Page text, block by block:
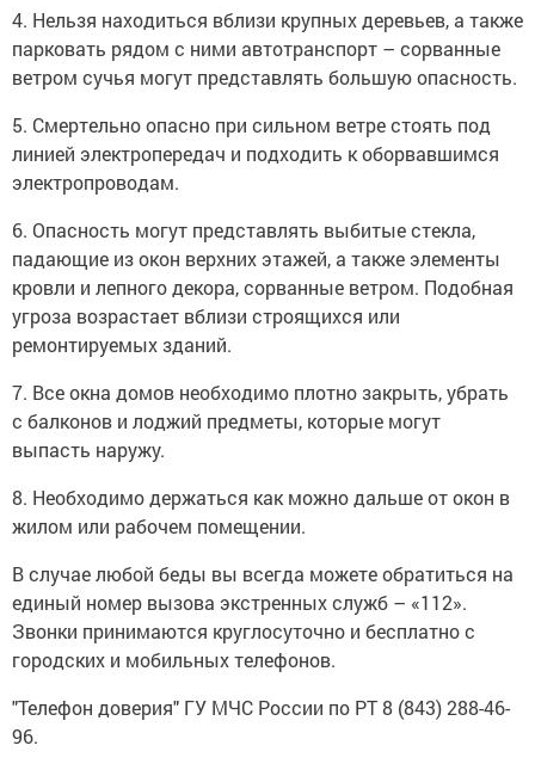
парковать рядом с ними автотранспорт – сорванные
ветром сучья могут представлять большую опасность.
5. Смертельно опасно при сильном ветре стоять под
линией электропередач и подходить к оборвавшимся
электропроводам.
6. Опасность могут представлять выбитые стекла,
падающие из окон верхних этажей, а также элементы
кровли и лепного декора, сорванные ветром. Подобная
угроза возрастает вблизи строящихся или
ремонтируемых зданий.
7. Все окна домов необходимо плотно закрыть, убрать
с балконов и лоджий предметы, которые могут
выпасть наружу.
8. Необходимо держаться как можно дальше от окон в
жилом или рабочем помещении.
В случае любой беды вы всегда можете обратиться на
единый номер вызова экстренных служб – «112».
Звонки принимаются круглосуточно и бесплатно с
городских и мобильных телефонов.
"Телефон доверия" ГУ МЧС России по РТ 8 (843) 288-46-
96.